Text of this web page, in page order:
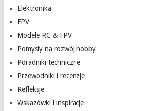
Elektronika
FPV
Modele RC & FPV
Pomysły na rozwój hobby
Poradniki techniczne
Przewodniki i recenzje
Refleksje
Wskazówki i inspiracje